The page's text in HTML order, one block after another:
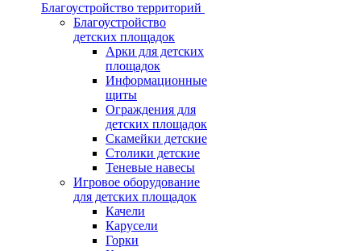
Благоустройство территорий
Благоустройство
детских площадок
Арки для детских
площадок
Информационные
щиты
Ограждения для
детских площадок
Скамейки детские
Столики детские
Теневые навесы
Игровое оборудование
для детских площадок
Качели
Карусели
Горки